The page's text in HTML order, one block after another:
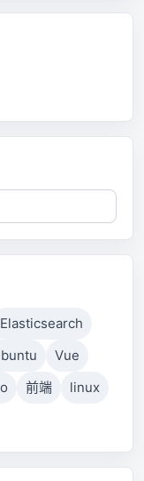
Elasticsearch
Vue
前端
linux